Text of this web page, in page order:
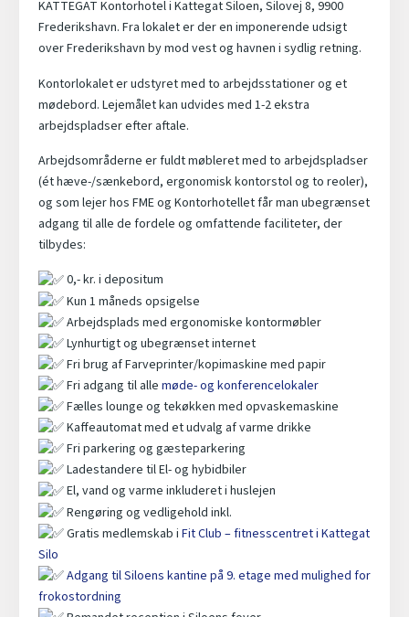
KATTEGAT Kontorhotel i Kattegat Siloen, Silovej 8, 9900
Frederikshavn. Fra lokalet er der en imponerende udsigt
over Frederikshavn by mod vest og havnen i sydlig retning.
Kontorlokalet er udstyret med to arbejdsstationer og et
mødebord. Lejemålet kan udvides med 1-2 ekstra
arbejdspladser efter aftale.
Arbejdsområderne er fuldt møbleret med to arbejdspladser
(ét hæve-/sænkebord, ergonomisk kontorstol og to reoler),
og som lejer hos FME og Kontorhotellet får man ubegrænset
adgang til alle de fordele og omfattende faciliteter, der
tilbydes:
0,- kr. i depositum
Kun 1 måneds opsigelse
Arbejdsplads med ergonomiske kontormøbler
Lynhurtigt og ubegrænset internet
Fri brug af Farveprinter/kopimaskine med papir
Fri adgang til alle møde- og konferencelokaler
Fælles lounge og tekøkken med opvaskemaskine
Kaffeautomat med et udvalg af varme drikke
Fri parkering og gæsteparkering
Ladestandere til El- og hybidbiler
El, vand og varme inkluderet i huslejen
Rengøring og vedligehold inkl.
Gratis medlemskab i Fit Club – fitnesscentret i Kattegat
Silo
Adgang til Siloens kantine på 9. etage med mulighed for
frokostordning